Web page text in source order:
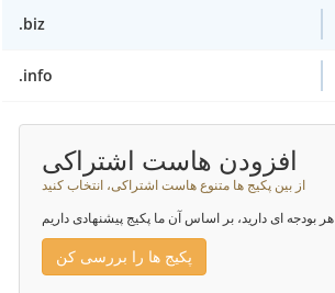
.biz
.info
افزودن هاست اشتراکی
از بین پکیج ها متنوع هاست اشتراکی، انتخاب کنید
هر بودجه ای دارید، بر اساس آن ما پکیج پیشنهادی داریم
پکیج ها را بررسی کن